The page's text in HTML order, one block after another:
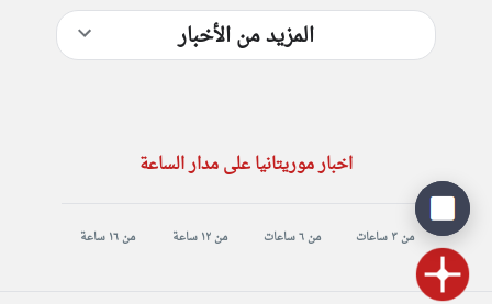
المزيد من الأخبار
اخبار موريتانيا على مدار الساعة
من ٣ ساعات من ٦ ساعات من ١٢ ساعة من ١٦ ساعة